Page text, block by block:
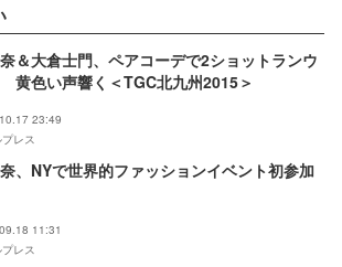
＆大倉士門、ペアコーデで2ショットランウ
黄色い声響く＜TGC北九州2015＞
23:49
レス
、NYで世界的ファッションイベント初参加
11:31
レス